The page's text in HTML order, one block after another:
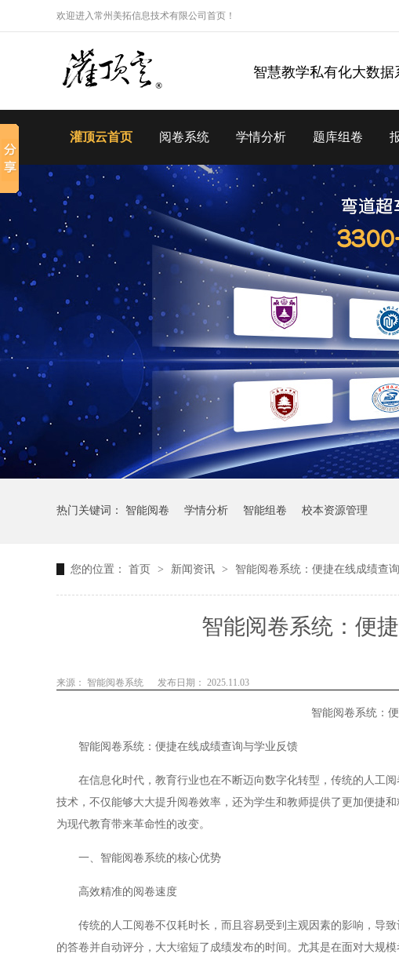
欢迎进入常州美拓信息技术有限公司首页！
智慧教学私有化大数
灌顶云首页 阅卷系统 学情分析 题库组卷
热门关键词： 智能阅卷 学情分析 智能组卷 校本资源管理
您的位置： 首页 > 新闻资讯 > 智能阅卷系统：便捷在线成绩查
智能阅卷系统：便
来源： 智能阅卷系统 发布日期： 2025.11.03
智能阅卷系统：
智能阅卷系统：便捷在线成绩查询与学业反馈
在信息化时代，教育行业也在不断迈向数字化转型，传统的人工阅
技术，不仅能够大大提升阅卷效率，还为学生和教师提供了更加便捷
为现代教育带来革命性的改变。
一、智能阅卷系统的核心优势
高效精准的阅卷速度
传统的人工阅卷不仅耗时长，而且容易受到主观因素的影响，导致
的答卷并自动评分，大大缩短了成绩发布的时间。尤其是在面对大规